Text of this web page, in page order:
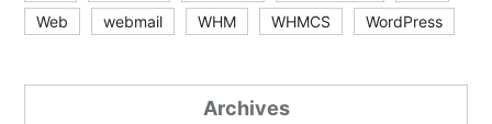
Web
webmail WHM WHMCS WordPress
Archives